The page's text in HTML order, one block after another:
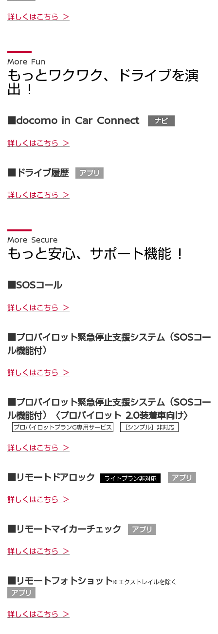
詳しくはこちら ＞
もっとワクワク、ドライブを演
出 !
More Fun
■docomo in Car Connect
詳しくはこちら ＞
■ドライブ履歴
詳しくはこちら ＞
もっと安心、サポート機能 !
More Secure
■SOSコール
詳しくはこちら ＞
■プロパイロット緊急停止支援システム（SOSコー
ル機能付）
詳しくはこちら ＞
■プロパイロット緊急停止支援システム（SOSコー
ル機能付）〈プロパイロット 2.0装着車向け〉
プロパイロットプランG専用サービス ［シンプル］非対応
詳しくはこちら ＞
■リモートドアロック ライトプラン非対応
詳しくはこちら ＞
■リモートマイカーチェック
詳しくはこちら ＞
■リモートフォトショット※エクストレイルを除く
詳しくはこちら ＞